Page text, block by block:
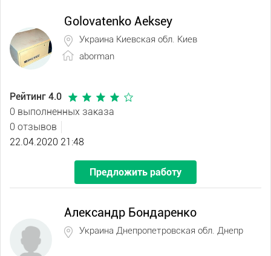
Golovatenko Aeksey
Украина Киевская обл. Киев
aborman
Рейтинг 4.0
0 выполненных заказа
0 отзывов
22.04.2020 21:48
Предложить работу
Александр Бондаренко
Украина Днепропетровская обл. Днепр